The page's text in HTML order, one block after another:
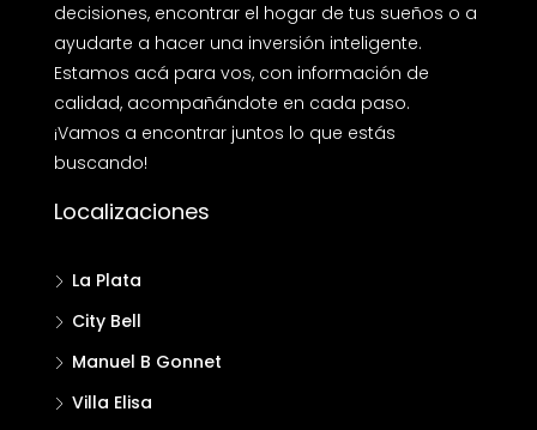
decisiones, encontrar el hogar de tus sueños o a
ayudarte a hacer una inversión inteligente.
Estamos acá para vos, con información de
calidad, acompañándote en cada paso.
¡Vamos a encontrar juntos lo que estás
buscando!
Localizaciones
La Plata
City Bell
Manuel B Gonnet
Villa Elisa